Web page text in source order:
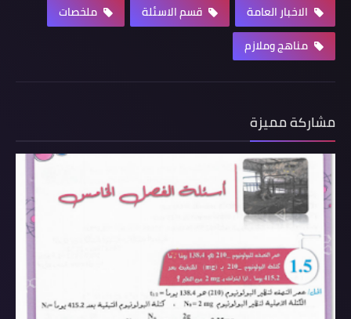
الاخبار العامة قسم الاسئلة
ملخصات
مناهج وملازم
مشاركة مميزة